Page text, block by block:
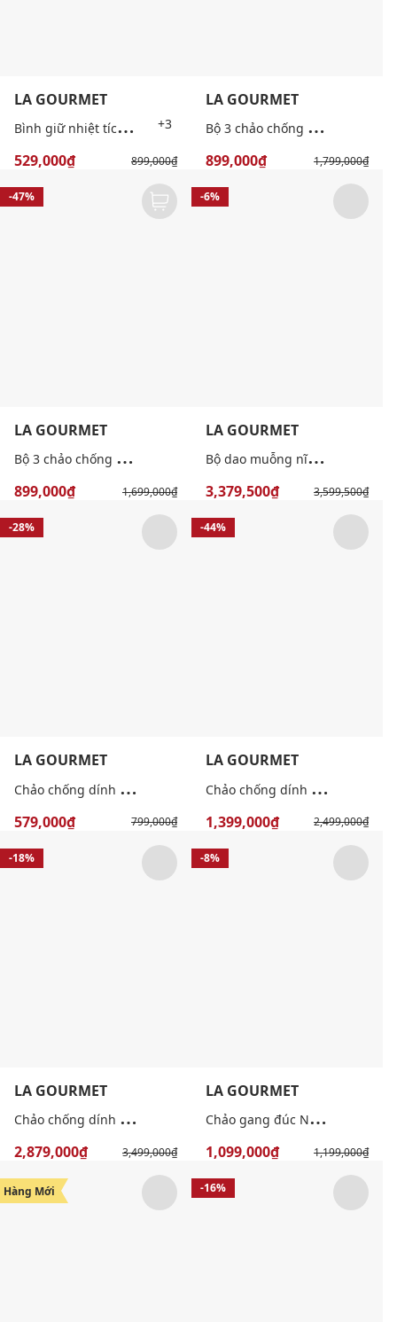
LA GOURMET
B
ình giữ nhiệt tích hợp loa Bluetooth Hydrotune 500ml +3
529,000₫ 899,000₫
LA GOURMET
B
ộ 3 chảo chống dính mini Shogun
899,000₫ 1,799,000₫
-47%
LA GOURMET
B
ộ 3 chảo chống dính mini Shogun
899,000₫ 1,699,000₫
-6%
LA GOURMET
B
ộ dao muỗng nĩa 24 món Venice
3,379,500₫ 3,599,500₫
-28%
LA GOURMET
C
hảo chống dính bếp từ có nắp Shogun Mini 20cm
579,000₫ 799,000₫
-44%
LA GOURMET
C
hảo chống dính inox 5 lớp tổ ong lòng cạn Galactic
1,399,000₫ 2,499,000₫
-18%
LA GOURMET
C
hảo chống dính inox 5 lớp tổ ong lòng sâu Galactic
2,879,000₫ 3,499,000₫
-8%
LA GOURMET
C
hảo gang đúc Nitrigan lòng sâu 20cm
1,099,000₫ 1,199,000₫
Hàng Mới
-23% -16%